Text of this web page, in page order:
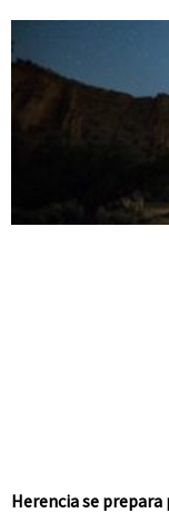
Herencia se